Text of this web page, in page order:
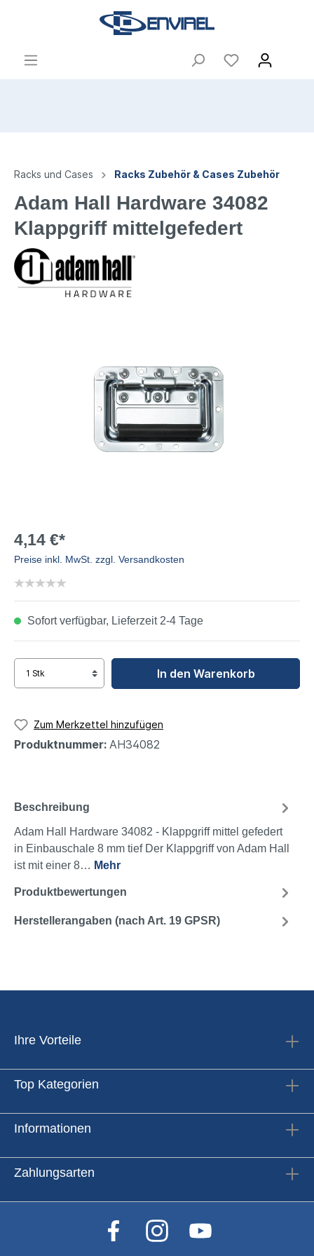
Racks und Cases Racks Zubehör & Cases Zubehör
Adam Hall Hardware 34082
Klappgriff mittelgefedert
4,14 €*
Preise inkl. MwSt. zzgl. Versandkosten
Sofort verfügbar, Lieferzeit 2-4 Tage
In den Warenkorb
Zum Merkzettel hinzufügen
Produktnummer: AH34082
Beschreibung
Adam Hall Hardware 34082 - Klappgriff mittel gefedert
in Einbauschale 8 mm tief Der Klappgriff von Adam Hall
ist mit einer 8… Mehr
Produktbewertungen
Herstellerangaben (nach Art. 19 GPSR)
Ihre Vorteile
Top Kategorien
Informationen
Zahlungsarten